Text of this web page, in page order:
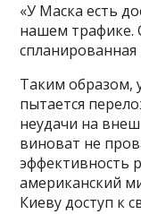
«У Маска есть
нашем трафике.
Таким образом,
пытается
неудачи на
виноват не
эффективность
американский
Киеву доступ к